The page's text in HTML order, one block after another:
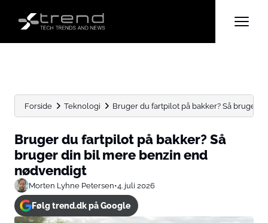
Forside Teknologi Bruger du fartpilot på bakker? Så bruger
Bruger du fartpilot på bakker? Så
bruger din bil mere benzin end
nødvendigt
Morten Lyhne Petersen•4. juli 2026
Følg trend.dk på Google